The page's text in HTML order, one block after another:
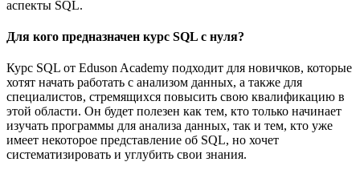
аспекты SQL.
Для кого предназначен курс SQL с нуля?
Курс SQL от Eduson Academy подходит для новичков, которые
хотят начать работать с анализом данных, а также для
специалистов, стремящихся повысить свою квалификацию в
этой области. Он будет полезен как тем, кто только начинает
изучать программы для анализа данных, так и тем, кто уже
имеет некоторое представление об SQL, но хочет
систематизировать и углубить свои знания.